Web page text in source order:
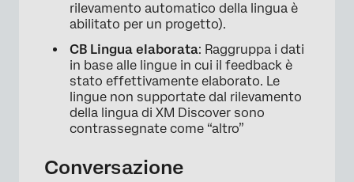
rilevamento automatico della lingua è
abilitato per un progetto).
CB Lingua elaborata: Raggruppa i dati
in base alle lingue in cui il feedback è
stato effettivamente elaborato. Le
lingue non supportate dal rilevamento
della lingua di XM Discover sono
contrassegnate come “altro”
Conversazione